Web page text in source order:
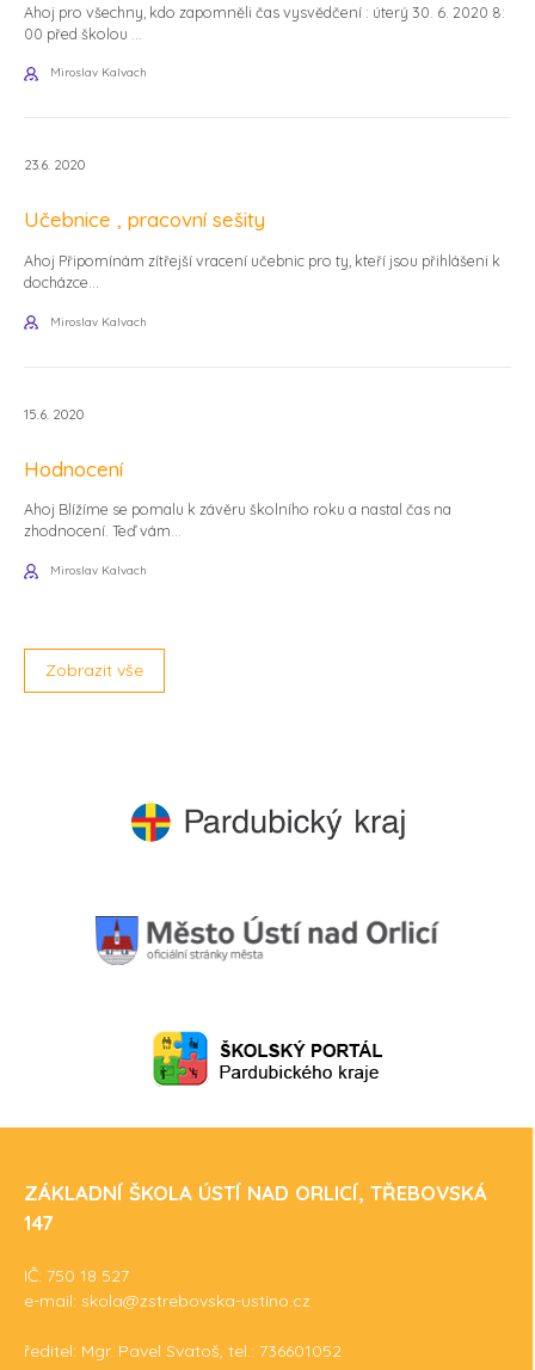
Ahoj pro všechny, kdo zapomněli čas vysvědčení : úterý 30. 6. 2020 8:
00 před školou ...
Miroslav Kalvach
23.6. 2020
Učebnice , pracovní sešity
Ahoj Připomínám zítřejší vracení učebnic pro ty, kteří jsou přihlášeni k
docházce...
Miroslav Kalvach
15.6. 2020
Hodnocení
Ahoj Blížíme se pomalu k závěru školního roku a nastal čas na
zhodnocení. Teď vám...
Miroslav Kalvach
Zobrazit vše
ZÁKLADNÍ ŠKOLA ÚSTÍ NAD ORLICÍ, TŘEBOVSKÁ
147
IČ: 750 18 527
e-mail: skola@zstrebovska-ustino.cz
ředitel: Mgr. Pavel Svatoš, tel.: 736601052